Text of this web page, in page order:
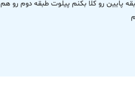
پایین رو کلا بکنم پیلوت طبقه دوم رو هم